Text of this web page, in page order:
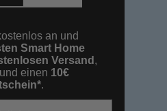
an und
Smart Home
Versand ,
und einen 10€
.